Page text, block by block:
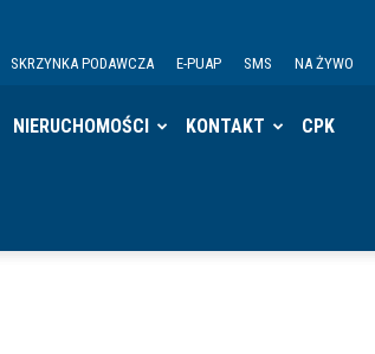
SKRZYNKA PODAWCZA E-PUAP SMS NA ŻYWO
NIERUCHOMOŚCI KONTAKT CPK